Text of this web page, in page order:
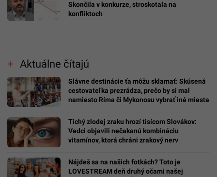
Skončila v konkurze, stroskotala na
konfliktoch
Aktuálne čítajú
Slávne destinácie ťa môžu sklamať: Skúsená
cestovateľka prezrádza, prečo by si mal
namiesto Ríma či Mykonosu vybrať iné miesta
Tichý zlodej zraku hrozí tisícom Slovákov:
Vedci objavili nečakanú kombináciu
vitamínov, ktorá chráni zrakový nerv
Nájdeš sa na našich fotkách? Toto je
LOVESTREAM deň druhý očami našej